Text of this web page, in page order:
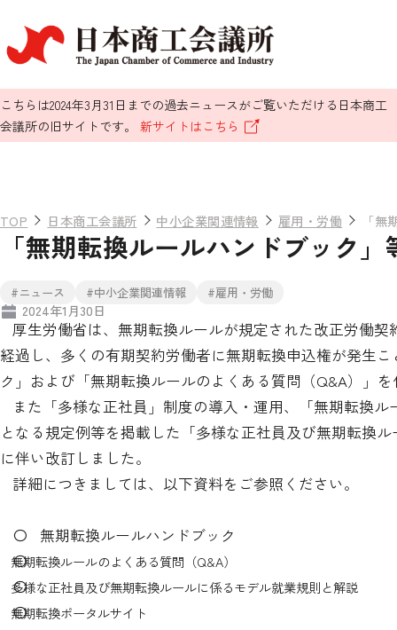
こちらは2024年3月31日までの過去ニュースがご覧いただける日本商工
会議所の旧サイトです。 新サイトはこちら
TOP 日本商工会議所 中小企業関連情報 雇用・労働 「
「無期転換ルールハンドブック
#ニュース #中小企業関連情報 #雇用・労働
2024年1月30日
厚生労働省は、無期転換ルールが規定された改正労働契
経過し、多くの有期契約労働者に無期転換申込権が発生
ク」および「無期転換ルールのよくある質問（Q&A）」
また「多様な正社員」制度の導入・運用、「無期転換
となる規定例等を掲載した「多様な正社員及び無期転換
に伴い改訂しました。
詳細につきましては、以下資料をご参照ください。
〇
無期転換ルールハンドブック
〇
無期転換ルールのよくある質問（Q&A）
〇
多様な正社員及び無期転換ルールに係るモデル就業規則と解説
〇
無期転換ポータルサイト